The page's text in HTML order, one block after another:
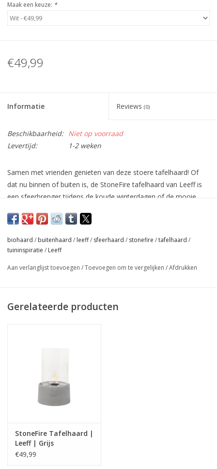
Maak een keuze: *
€49,99
Informatie Reviews (0)
Beschikbaarheid: Niet op voorraad
Levertijd:
1-2 weken
Samen met vrienden genieten van deze stoere tafelhaard! Of
dat nu binnen of buiten is, de StoneFire tafelhaard van Leeff is
een sfeerbrenger tijdens de koude winterdagen of de mooie,
De tafelhaard brandt op bio-ethanol. Deze natuurlijke
De Leeff Stonefire wordt geleverd inclusief steentjes en
Zowel binnen als buiten te gebruiken en hierdoor perfect
biohaard / buitenhaard / leeff/ sfeerhaard / stonefire /tafelhaard /
tuininspiratie / Leeff
Aan verlanglijst toevoegen /Toevoegen om te vergelijken /Afdrukken
Gerelateerde producten
StoneFire Tafelhaard |
Leeff | Grijs
€49,99